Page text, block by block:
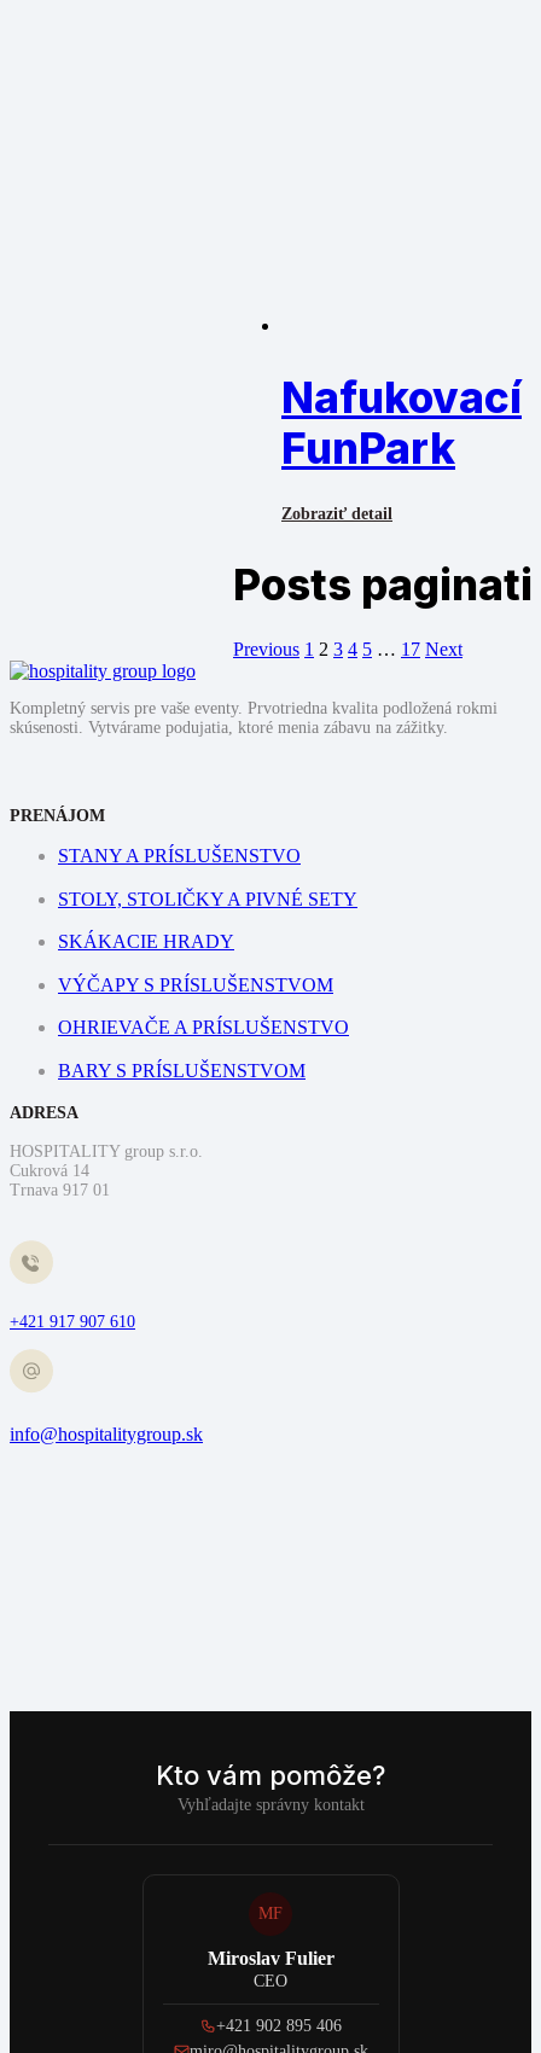
Nafukovací
FunPark
Zobraziť detail
Posts
Previous 1 2 3 4 5 … 17 Next
Kompletný servis pre vaše eventy. Prvotriedna kvalita podložená rokmi
skúsenosti. Vytvárame podujatia, ktoré menia zábavu na zážitky.
PRENÁJOM
STANY A PRÍSLUŠENSTVO
STOLY, STOLIČKY A PIVNÉ SETY
SKÁKACIE HRADY
VÝČAPY S PRÍSLUŠENSTVOM
OHRIEVAČE A PRÍSLUŠENSTVO
BARY S PRÍSLUŠENSTVOM
ADRESA
HOSPITALITY group s.r.o.
Cukrová 14
Trnava 917 01
+421 917 907 610
info@hospitalitygroup.sk
Kto vám pomôže?
Vyhľadajte správny kontakt
MF
Miroslav Fulier
CEO
+421 902 895 406